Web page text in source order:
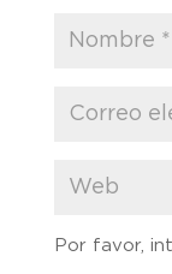
Por favor,